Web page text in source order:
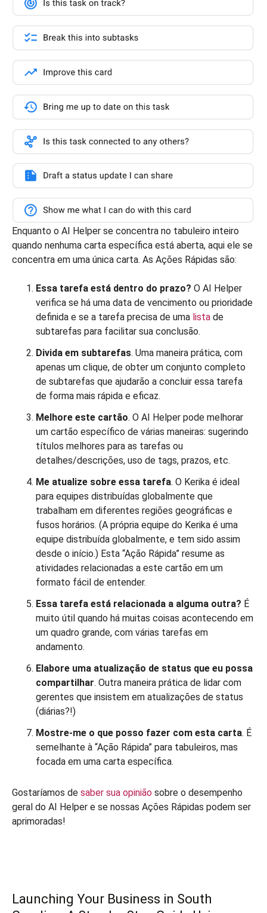
Enquanto o AI Helper se concentra no tabuleiro inteiro
quando nenhuma carta específica está aberta, aqui ele se
concentra em uma única carta. As Ações Rápidas são:
Essa tarefa está dentro do prazo? O AI Helper
verifica se há uma data de vencimento ou prioridade
definida e se a tarefa precisa de uma lista de
subtarefas para facilitar sua conclusão.
Divida em subtarefas. Uma maneira prática, com
apenas um clique, de obter um conjunto completo
de subtarefas que ajudarão a concluir essa tarefa
de forma mais rápida e eficaz.
Melhore este cartão. O AI Helper pode melhorar
um cartão específico de várias maneiras: sugerindo
títulos melhores para as tarefas ou
detalhes/descrições, uso de tags, prazos, etc.
Me atualize sobre essa tarefa. O Kerika é ideal
para equipes distribuídas globalmente que
trabalham em diferentes regiões geográficas e
fusos horários. (A própria equipe do Kerika é uma
equipe distribuída globalmente, e tem sido assim
desde o início.) Esta “Ação Rápida” resume as
atividades relacionadas a este cartão em um
formato fácil de entender.
Essa tarefa está relacionada a alguma outra? É
muito útil quando há muitas coisas acontecendo em
um quadro grande, com várias tarefas em
andamento.
Elabore uma atualização de status que eu possa
compartilhar. Outra maneira prática de lidar com
gerentes que insistem em atualizações de status
(diárias?!)
Mostre-me o que posso fazer com esta carta. É
semelhante à “Ação Rápida” para tabuleiros, mas
focada em uma carta específica.
Gostaríamos de saber sua opinião sobre o desempenho
geral do AI Helper e se nossas Ações Rápidas podem ser
aprimoradas!
Launching Your Business in South